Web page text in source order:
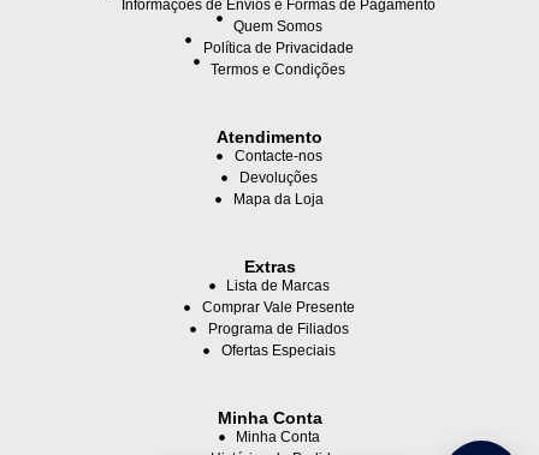
Informações de Envios e Formas de Pagamento
Quem Somos
Política de Privacidade
Termos e Condições
Atendimento
Contacte-nos
Devoluções
Mapa da Loja
Extras
Lista de Marcas
Comprar Vale Presente
Programa de Filiados
Ofertas Especiais
Minha Conta
Minha Conta